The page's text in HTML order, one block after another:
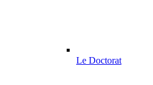
Le Doctorat